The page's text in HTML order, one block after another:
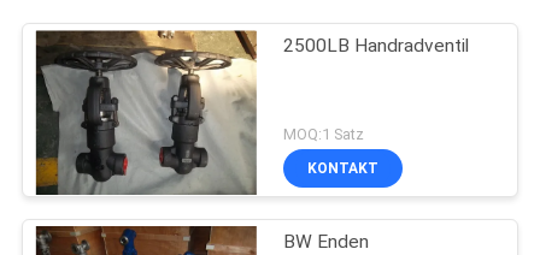
2500LB Handradventil
MOQ:1 Satz
KONTAKT
BW Enden